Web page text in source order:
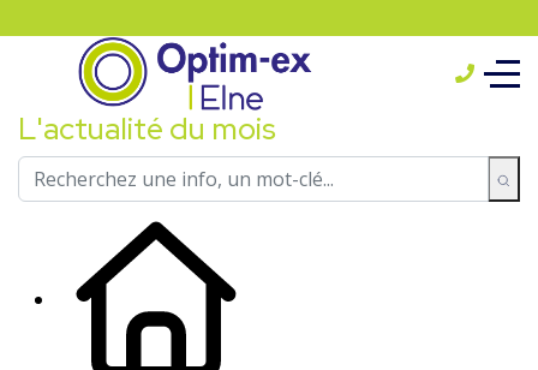
L'actualité du mois